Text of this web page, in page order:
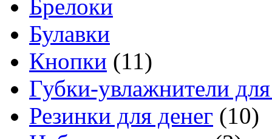
Брелоки
Булавки
Кнопки (11)
Губки-увлажнители
Резинки для денег (10)